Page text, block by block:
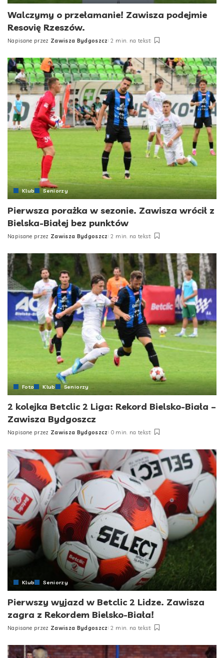
Walczymy o przełamanie! Zawisza podejmie
Resovię Rzeszów.
Posted
Napisane przez Zawisza Bydgoszcz 2 min. na tekst
Klub Seniorzy
Pierwsza porażka w sezonie. Zawisza wrócił z
Bielska-Białej bez punktów
Posted
Napisane przez Zawisza Bydgoszcz 2 min. na tekst
Foto Klub Seniorzy
2 kolejka Betclic 2 Liga: Rekord Bielsko-Biała –
Zawisza Bydgoszcz
Posted
Napisane przez Zawisza Bydgoszcz 0 min. na tekst
Klub Seniorzy
Pierwszy wyjazd w Betclic 2 Lidze. Zawisza
zagra z Rekordem Bielsko-Biała!
Posted
Napisane przez Zawisza Bydgoszcz 2 min. na tekst